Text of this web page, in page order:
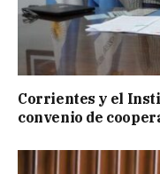
Corrientes y el
convenio de